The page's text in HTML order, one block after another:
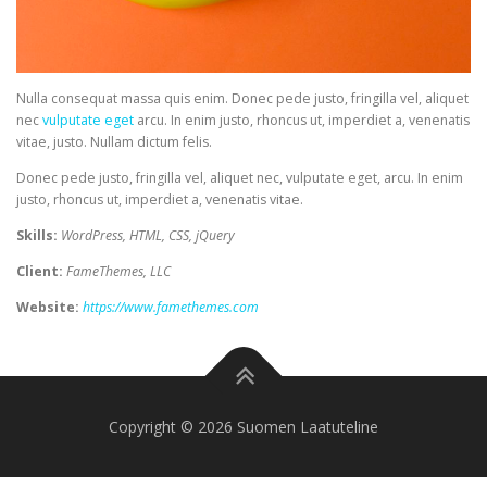
Nulla consequat massa quis enim. Donec pede justo, fringilla vel, aliquet
necvulputate eget arcu. In enim justo, rhoncus ut, imperdiet a, venenatis
vitae, justo. Nullam dictum felis.
Donec pede justo, fringilla vel, aliquet nec, vulputate eget, arcu. In enim
justo, rhoncus ut, imperdiet a, venenatis vitae.
Skills: WordPress, HTML, CSS, jQuery
Client: FameThemes, LLC
Website: https://www.famethemes.com
Copyright © 2026 Suomen Laatuteline